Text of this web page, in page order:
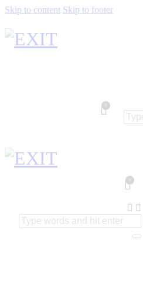
Skip to content Skip to footer